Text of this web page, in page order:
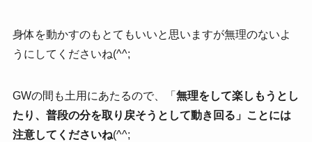
身体を動かすのもとてもいいと思いますが無理のないよ
うにしてくださいね(^^;
GWの間も土用にあたるので、「 無理をして楽しもうとし
たり、普段の分を取り戻そうとして動き回る」ことには
注意してくださいね(^^;